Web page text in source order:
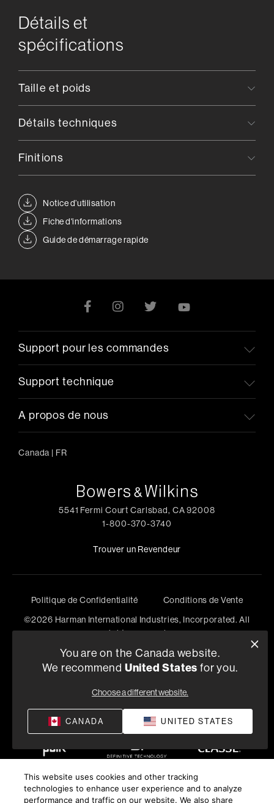
Détails et
spécifications
Notice d’utilisation
Fiche d'informations
Guide de démarrage rapide
Taille et poids
Détails techniques
Finitions
Support pour les commandes
Support technique
A propos de nous
Canada | FR
5541 Fermi Court Carlsbad, CA 92008
1-800-370-3740
Trouver un Revendeur
Politique de Confidentialité
Conditions de Vente
©2026 Harman International Industries, Incorporated. All
rights reserved.
You are on the Canada website.
We recommend United States for you.
Choose a different website.
CANADA UNITED STATES
This website uses cookies and other tracking
technologies to enhance user experience and to analyze
performance and traffic on our website. We also share